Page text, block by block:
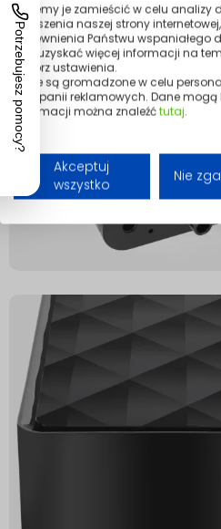
Możemy je zamieścić w celu
ulepszenia naszej strony
zapewnienia Państwu wspaniałego
Aby uzyskać więcej informacji na
otwórz ustawienia.
Dane są gromadzone w celu
kampanii reklamowych. Dane mogą
informacji można znaleźćtutaj.
Akceptuj
wszystko
Nie